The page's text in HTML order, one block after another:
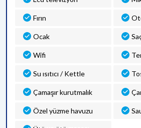
Fırın
Ocak
Wifi
Su ısıtıcı / Kettle
Çamaşır kurutmalık
Özel yüzme havuzu